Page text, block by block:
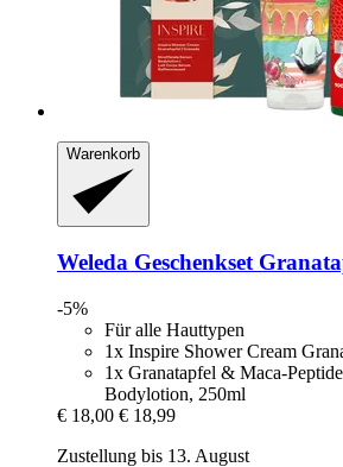
Warenkorb
Weleda Geschenkset
-5%
Für alle Hauttypen
1x Inspire Shower Cream
1x Granatapfel & Maca-
Bodylotion, 250ml
€ 18,00 € 18,99
Zustellung bis 13. August